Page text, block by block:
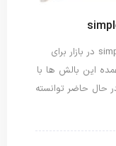
بالش پر غاز ایپک با مدل هایی همچون simple در بازار برای
این بالش ها با
حال حاضر توانسته